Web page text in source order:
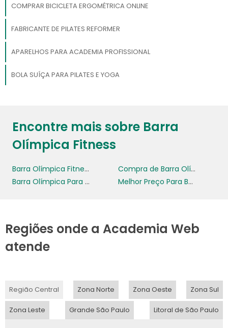
COMPRAR BICICLETA ERGOMÉTRICA ONLINE
FABRICANTE DE PILATES REFORMER
APARELHOS PARA ACADEMIA PROFISSIONAL
BOLA SUÍÇA PARA PILATES E YOGA
Encontre mais sobre Barra
Olímpica Fitness
Barra Olímpica Fitness
Compra de Barra Olímpica
Barra Olímpica Para Treinamento
Melhor Preço Para Barra Olímpica
Regiões onde a Academia Web
atende
Região Central Zona Norte Zona Oeste Zona Sul
Zona Leste Grande São Paulo Litoral de São Paulo